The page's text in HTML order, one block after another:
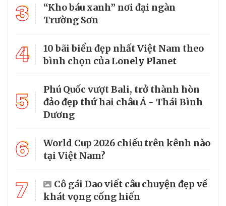
3
“Kho báu xanh” nơi đại ngàn
Trường Sơn
4
10 bãi biển đẹp nhất Việt Nam theo
bình chọn của Lonely Planet
5
Phú Quốc vượt Bali, trở thành hòn
đảo đẹp thứ hai châu Á - Thái Bình
Dương
6
World Cup 2026 chiếu trên kênh nào
tại Việt Nam?
7
Cô gái Dao viết câu chuyện đẹp về
khát vọng cống hiến